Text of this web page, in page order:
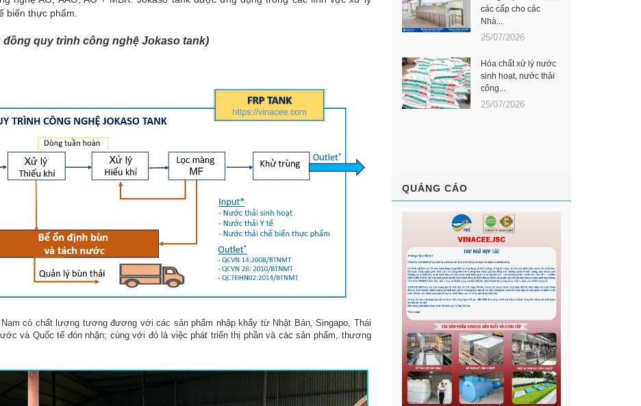
biến thực phẩm.
đồng quy trình công nghệ Jokaso tank)
có chất lượng tương đương với các sản phẩm nhập khẩy từ Nhật Bản, Singapo, Thái
và Quốc tế đón nhận; cùng với đó là việc phát triển thị phần và các sản phẩm, thương
các cấp cho các
Nhà...
25/07/2026
Hóa chất xử lý nước
sinh hoạt, nước thải
công...
25/07/2026
QUẢNG CÁO